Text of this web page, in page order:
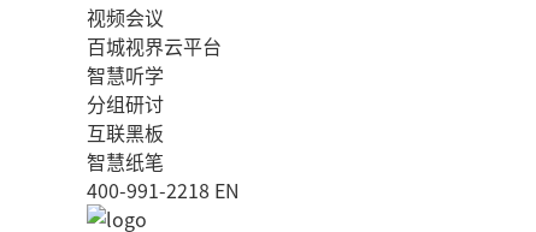
视频会议
百城视界云平台
智慧听学
分组研讨
互联黑板
智慧纸笔
400-991-2218 EN